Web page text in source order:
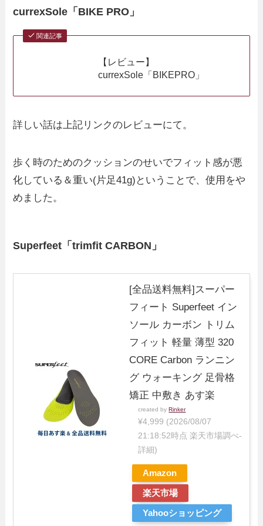
currexSole「BIKE PRO」
関連記事
【レビュー】
currexSole「BIKEPRO」
詳しい話は上記リンクのレビューにて。
歩く時のためのクッションのせいでフィット感が悪
化している＆重い(片足41g)ということで、使用をや
めました。
Superfeet「trimfit CARBON」
[全品送料無料]スーパー
フィート Superfeet イン
ソール カーボン トリム
フィット 軽量 薄型 320
CORE Carbon ランニン
グ ウォーキング 足骨格
矯正 中敷き あす楽
created byRinker
¥4,999 (2026/08/07
21:18:52時点 楽天市場調べ-
詳細)
Amazon
楽天市場
Yahooショッピング